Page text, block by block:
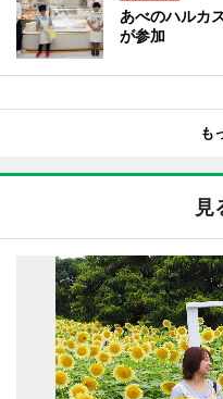
あべのハルカ
が参加
も
見